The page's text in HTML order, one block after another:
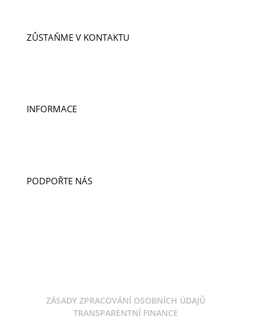
ZŮSTAŇME V KONTAKTU
INFORMACE
PODPOŘTE NÁS
ZÁSADY ZPRACOVÁNÍ OSOBNÍCH ÚDAJŮ
TRANSPARENTNÍ FINANCE